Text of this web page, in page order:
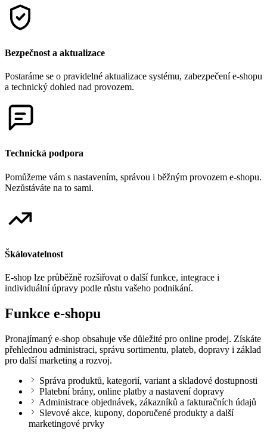
Bezpečnost a aktualizace
Postaráme se o pravidelné aktualizace systému, zabezpečení e-shopu
a technický dohled nad provozem.
Technická podpora
Pomůžeme vám s nastavením, správou i běžným provozem e-shopu.
Nezůstáváte na to sami.
Škálovatelnost
E-shop lze průběžně rozšiřovat o další funkce, integrace i
individuální úpravy podle růstu vašeho podnikání.
Funkce e-shopu
Pronajímaný e-shop obsahuje vše důležité pro online prodej. Získáte
přehlednou administraci, správu sortimentu, plateb, dopravy i základ
pro další marketing a rozvoj.
Správa produktů, kategorií, variant a skladové dostupnosti
Platební brány, online platby a nastavení dopravy
Administrace objednávek, zákazníků a fakturačních údajů
Slevové akce, kupony, doporučené produkty a další
marketingové prvky